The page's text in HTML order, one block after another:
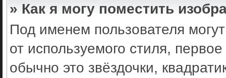
» Как я могу поместить
Под именем пользователя
от используемого стиля,
обычно это звёздочки,